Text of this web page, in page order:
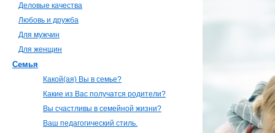
Деловые качества
Любовь и дружба
Для мужчин
Для женщин
Семья
Какой(ая) Вы в семье?
Какие из Вас получатся родители?
Вы счастливы в семейной жизни?
Ваш педагогический стиль.